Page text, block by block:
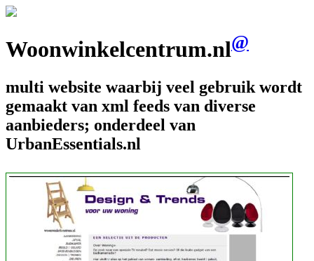
Woonwinkelcentrum.nl@
multi website waarbij veel gebruik wordt
gemaakt van xml feeds van diverse
aanbieders; onderdeel van
UrbanEssentials.nl